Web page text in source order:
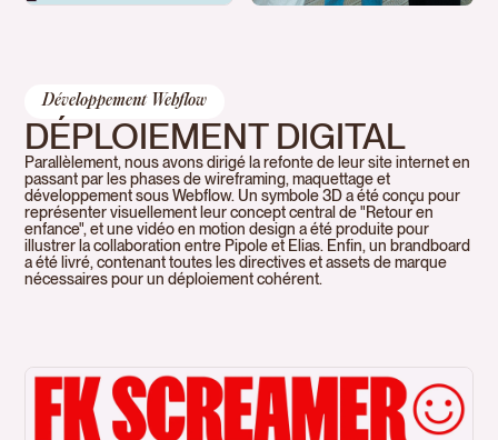
Développement Webflow
DÉPLOIEMENT DIGITAL
Parallèlement, nous avons dirigé la refonte de leur site internet en
passant par les phases de wireframing, maquettage et
développement sous Webflow. Un symbole 3D a été conçu pour
représenter visuellement leur concept central de "Retour en
enfance", et une vidéo en motion design a été produite pour
illustrer la collaboration entre Pipole et Elias. Enfin, un brandboard
a été livré, contenant toutes les directives et assets de marque
nécessaires pour un déploiement cohérent.